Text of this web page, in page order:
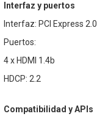
Interfaz y puertos
Interfaz: PCI Express 2.0
Puertos:
4 x HDMI 1.4b
HDCP: 2.2
Compatibilidad y APIs